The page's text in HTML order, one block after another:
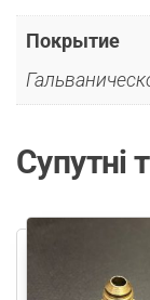
Покрытие
Супутні